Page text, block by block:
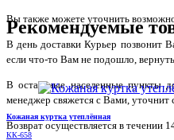
Вы также можете уточнить
В день доставки Курьер позвонит
если что-то Вам не подошло,
В остальные населенные пункты
менеджер свяжется с Вами, уточнит
Возврат осуществляется в течении
Рекомендуемые
Кожаная куртка утеплённая
КК-658